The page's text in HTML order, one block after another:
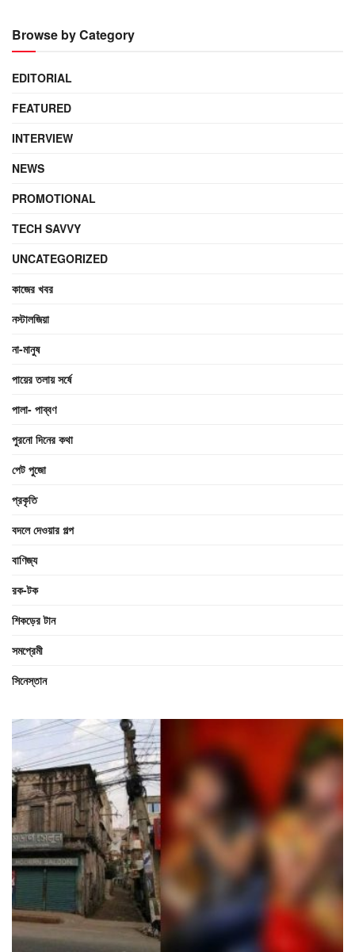
Browse by Category
EDITORIAL
FEATURED
INTERVIEW
NEWS
PROMOTIONAL
TECH SAVVY
UNCATEGORIZED
কাজের খবর
নস্টালজিয়া
না-মানুষ
পায়ের তলায় সর্ষে
পালা- পাব্বণ
পুরনো দিনের কথা
পেট পুজো
প্রকৃতি
বদলে দেওয়ার গল্প
বাণিজ্য
রক-টক
শিকড়ের টান
সমপ্রেমী
সিনেস্তান